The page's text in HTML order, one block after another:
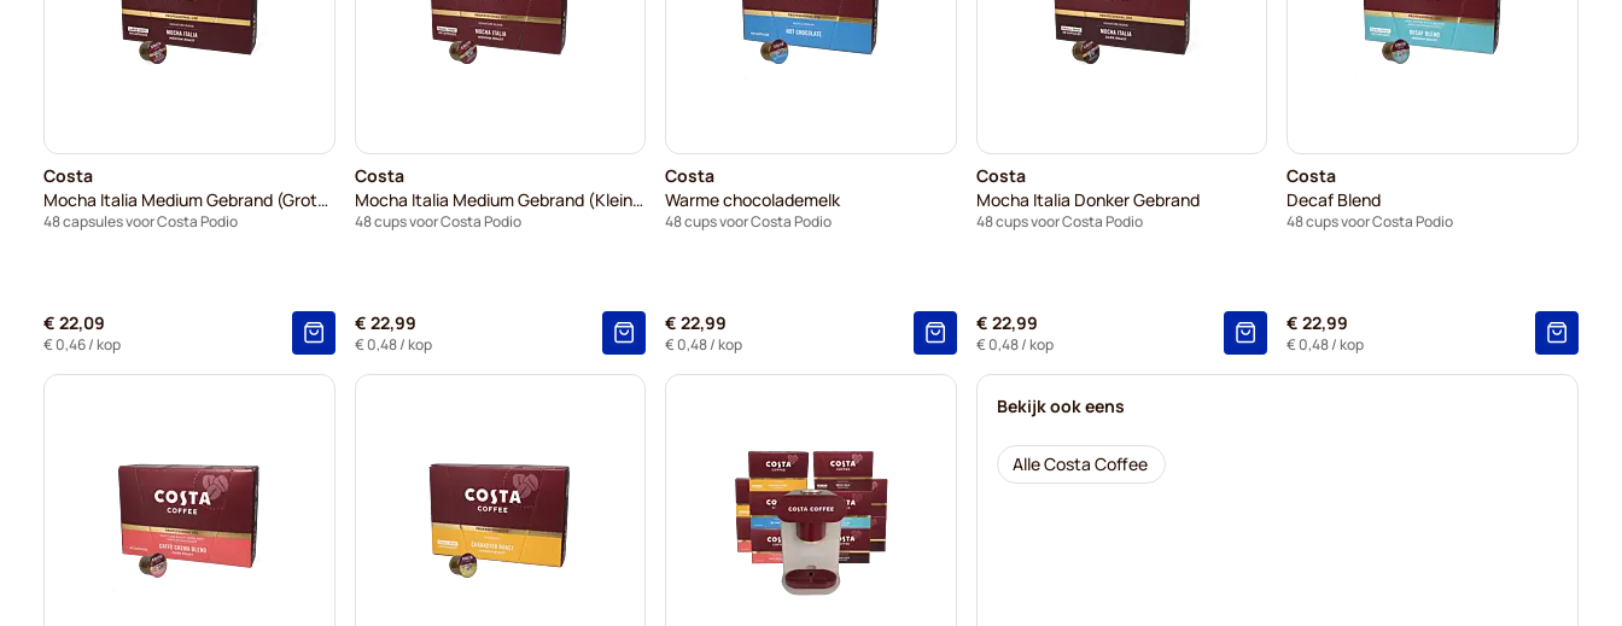
Costa
Mocha Italia Medium Gebrand (Grote Kop)
48 capsules voor Costa Podio
€ 22,09
€ 0,46/ kop
Costa
Mocha Italia Medium Gebrand (Kleine Kop)
48 cups voor Costa Podio
€ 22,99
€ 0,48/ kop
Costa
Warme chocolademelk
48 cups voor Costa Podio
€ 22,99
€ 0,48/ kop
Costa
Mocha Italia Donker Gebrand
48 cups voor Costa Podio
€ 22,99
€ 0,48/ kop
Costa
Decaf Blend
48 cups voor Costa Podio
€ 22,99
€ 0,48/ kop
Bekijk ook eens
Alle Costa Coffee